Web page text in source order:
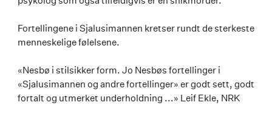
Fortellingene i Sjalusimannen kretser rundt de sterkeste
menneskelige følelsene.
«Nesbø i stilsikker form. Jo Nesbøs fortellinger i
«Sjalusimannen og andre fortellinger» er godt sett, godt
fortalt og utmerket underholdning ...» Leif Ekle, NRK